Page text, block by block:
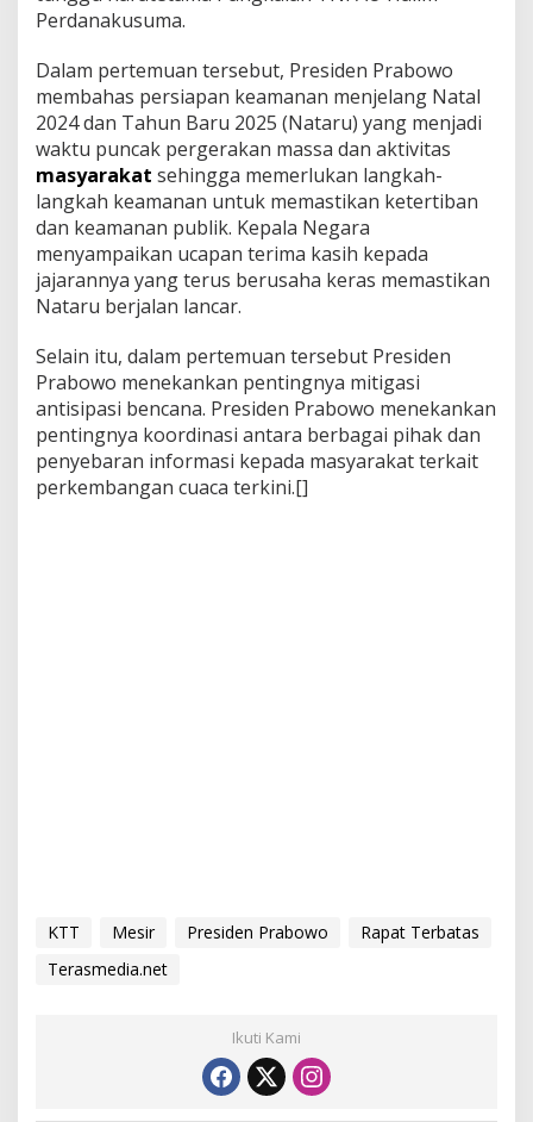
Perdanakusuma.
Dalam pertemuan tersebut, Presiden Prabowo
membahas persiapan keamanan menjelang Natal
2024 dan Tahun Baru 2025 (Nataru) yang menjadi
waktu puncak pergerakan massa dan aktivitas
masyarakat sehingga memerlukan langkah-
langkah keamanan untuk memastikan ketertiban
dan keamanan publik. Kepala Negara
menyampaikan ucapan terima kasih kepada
jajarannya yang terus berusaha keras memastikan
Nataru berjalan lancar.
Selain itu, dalam pertemuan tersebut Presiden
Prabowo menekankan pentingnya mitigasi
antisipasi bencana. Presiden Prabowo menekankan
pentingnya koordinasi antara berbagai pihak dan
penyebaran informasi kepada masyarakat terkait
perkembangan cuaca terkini.[]
KTT Mesir Presiden Prabowo
Rapat Terbatas
Terasmedia.net
Ikuti Kami